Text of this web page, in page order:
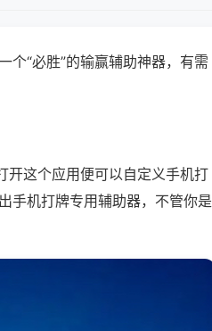
个“必胜”的输赢辅助神器，有需
开这个应用便可以自定义手机打
手机打牌专用辅助器，不管你是